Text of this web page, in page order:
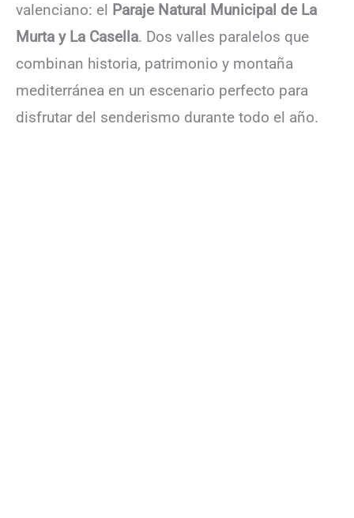
valenciano: el Paraje Natural Municipal de La
Murta y La Casella. Dos valles paralelos que
combinan historia, patrimonio y montaña
mediterránea en un escenario perfecto para
disfrutar del senderismo durante todo el año.